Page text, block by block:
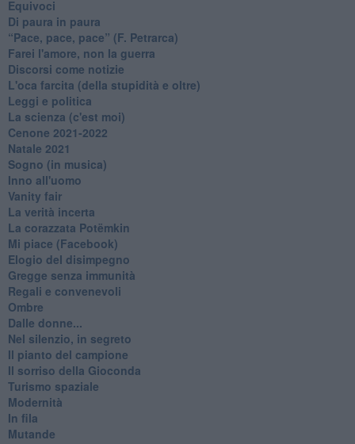
Equivoci
Di paura in paura
​“Pace, pace, pace” (F. Petrarca)
Farei l'amore, non la guerra
Discorsi come notizie
L'oca farcita (della stupidità e oltre)
Leggi e politica
La scienza (c'est moi)
Cenone 2021-2022
Natale 2021
Sogno (in musica)
Inno all'uomo
Vanity fair
La verità incerta
La corazzata Potëmkin
Mi piace (Facebook)
Elogio del disimpegno
Gregge senza immunità
Regali e convenevoli
Ombre
Dalle donne...
Nel silenzio, in segreto
Il pianto del campione
Il sorriso della Gioconda
Turismo spaziale
Modernità
In fila
Mutande